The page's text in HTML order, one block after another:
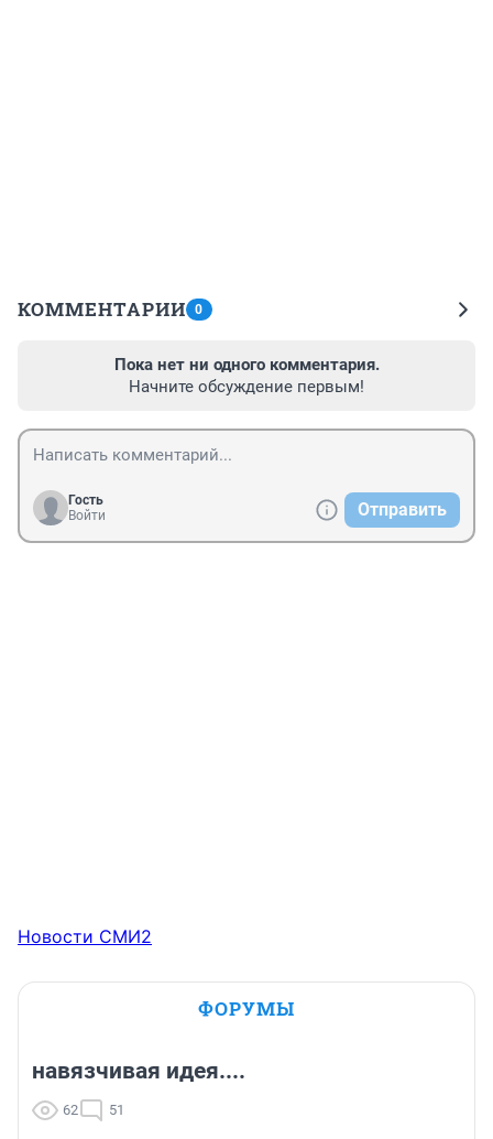
КОММЕНТАРИИ 0
Пока нет ни одного комментария.
Начните обсуждение первым!
Гость
Войти
Отправить
Новости СМИ2
ФОРУМЫ
навязчивая идея....
62 51